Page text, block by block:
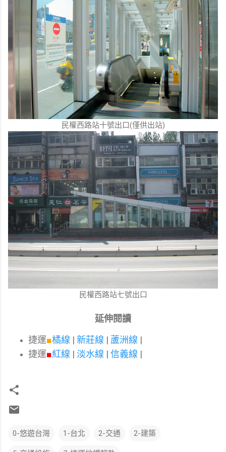
民權西路站十號出口(僅供出站)
民權西路站七號出口
延伸閱讀
捷運■橘線 | 新莊線 | 蘆洲線 |
捷運■紅線 | 淡水線 | 信義線 |
0-悠遊台灣 1-台北 2-交通 2-建築